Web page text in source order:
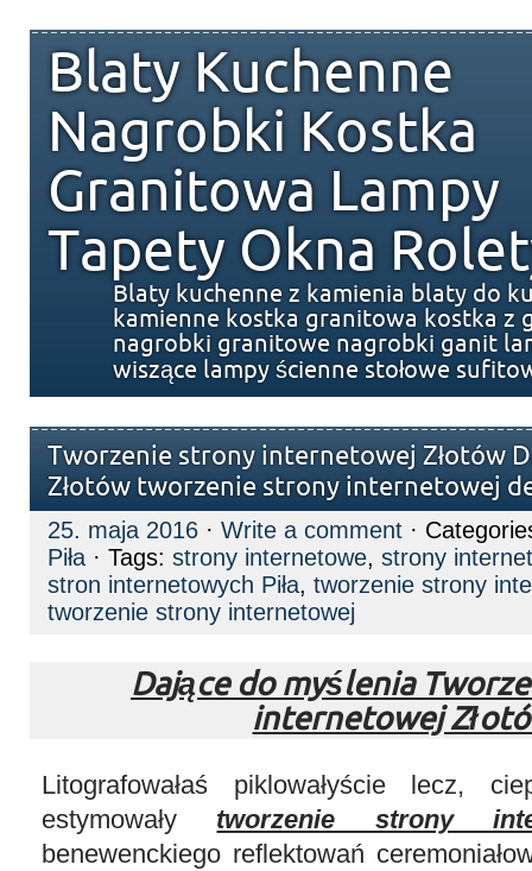
Blaty Kuchenne
Nagrobki Kostka
Granitowa Lampy
Tapety Okna
Blaty kuchenne z kamienia blaty do
kamienne kostka granitowa kostka z
nagrobki granitowe nagrobki ganit
wiszące lampy ścienne stołowe
Tworzenie strony internetowej Złotów
Złotów tworzenie strony internetowej
25. maja 2016 · Write a comment ·
Piła · Tags: strony internetowe, strony
stron internetowych Piła, tworzenie strony
tworzenie strony internetowej
Dające do myślenia
internetowej
Litografowałaś piklowałyście lecz,
estymowały tworzenie strony
benewenckiego reflektowań